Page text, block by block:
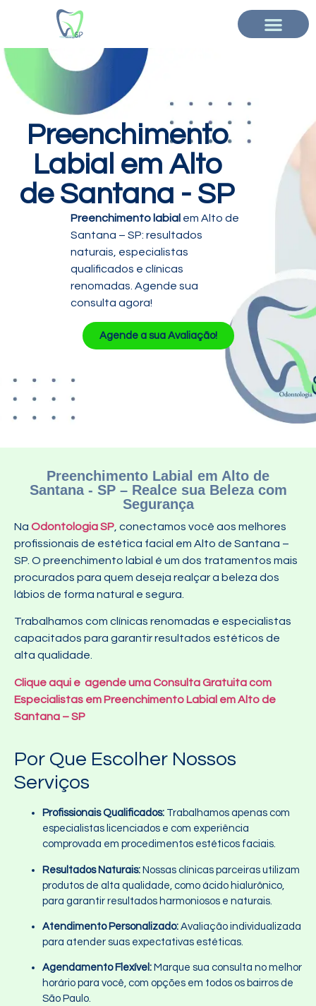
Preenchimento
Labial em Alto
de Santana - SP
Preenchimento labial em Alto de
Santana – SP: resultados
naturais, especialistas
qualificados e clínicas
renomadas. Agende sua
consulta agora!
Agende a sua Avaliação!
Preenchimento Labial em Alto de
Santana - SP – Realce sua Beleza com
Segurança
Na Odontologia SP , conectamos você aos melhores
profissionais de estética facial em Alto de Santana –
SP. O preenchimento labial é um dos tratamentos mais
procurados para quem deseja realçar a beleza dos
lábios de forma natural e segura.
Trabalhamos com clínicas renomadas e especialistas
capacitados para garantir resultados estéticos de
alta qualidade.
Clique aqui e agende uma Consulta Gratuita com
Especialistas em Preenchimento Labial em Alto de
Santana – SP
Por Que Escolher Nossos
Serviços
Profissionais Qualificados: Trabalhamos apenas com
especialistas licenciados e com experiência
comprovada em procedimentos estéticos faciais.
Resultados Naturais: Nossas clínicas parceiras utilizam
produtos de alta qualidade, como ácido hialurônico,
para garantir resultados harmoniosos e naturais.
Atendimento Personalizado: Avaliação individualizada
para atender suas expectativas estéticas.
Agendamento Flexível: Marque sua consulta no melhor
horário para você, com opções em todos os bairros de
São Paulo.